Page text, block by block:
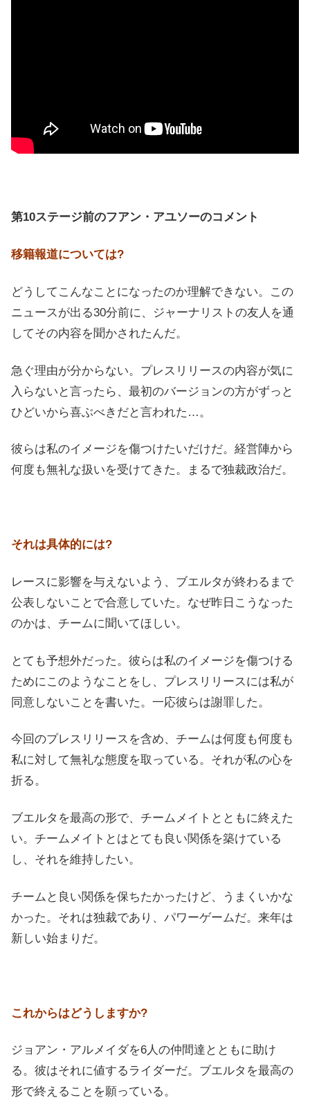
第10ステージ前のフアン・アユソーのコメント
移籍報道については?
どうしてこんなことになったのか理解できない。この
ニュースが出る30分前に、ジャーナリストの友人を通
してその内容を聞かされたんだ。
急ぐ理由が分からない。プレスリリースの内容が気に
入らないと言ったら、最初のバージョンの方がずっと
ひどいから喜ぶべきだと言われた…。
彼らは私のイメージを傷つけたいだけだ。経営陣から
何度も無礼な扱いを受けてきた。まるで独裁政治だ。
それは具体的には?
レースに影響を与えないよう、ブエルタが終わるまで
公表しないことで合意していた。なぜ昨日こうなった
のかは、チームに聞いてほしい。
とても予想外だった。彼らは私のイメージを傷つける
ためにこのようなことをし、プレスリリースには私が
同意しないことを書いた。一応彼らは謝罪した。
今回のプレスリリースを含め、チームは何度も何度も
私に対して無礼な態度を取っている。それが私の心を
折る。
ブエルタを最高の形で、チームメイトとともに終えた
い。チームメイトとはとても良い関係を築けている
し、それを維持したい。
チームと良い関係を保ちたかったけど、うまくいかな
かった。それは独裁であり、パワーゲームだ。来年は
新しい始まりだ。
これからはどうしますか?
ジョアン・アルメイダを6人の仲間達とともに助け
る。彼はそれに値するライダーだ。ブエルタを最高の
形で終えることを願っている。